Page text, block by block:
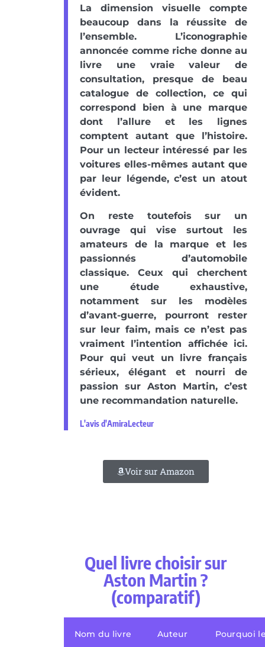
La dimension visuelle compte
beaucoup dans la réussite de
l’ensemble. L’iconographie
annoncée comme riche donne au
livre une vraie valeur de
consultation, presque de beau
catalogue de collection, ce qui
correspond bien à une marque
dont l’allure et les lignes
comptent autant que l’histoire.
Pour un lecteur intéressé par les
voitures elles-mêmes autant que
par leur légende, c’est un atout
évident.
On reste toutefois sur un
ouvrage qui vise surtout les
amateurs de la marque et les
passionnés d’automobile
classique. Ceux qui cherchent
une étude exhaustive,
notamment sur les modèles
d’avant-guerre, pourront rester
sur leur faim, mais ce n’est pas
vraiment l’intention affichée ici.
Pour qui veut un livre français
sérieux, élégant et nourri de
passion sur Aston Martin, c’est
une recommandation naturelle.
L'avis d'AmiraLecteur
Voir sur Amazon
Quel livre choisir sur
Aston Martin ?
(comparatif)
Nom du livre Auteur Pourquoi